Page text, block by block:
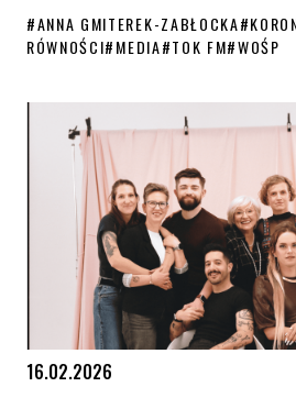
#ANNA GMITEREK-ZABŁOCKA#
RÓWNOŚCI#MEDIA#TOK FM#WOŚP
16.02.2026